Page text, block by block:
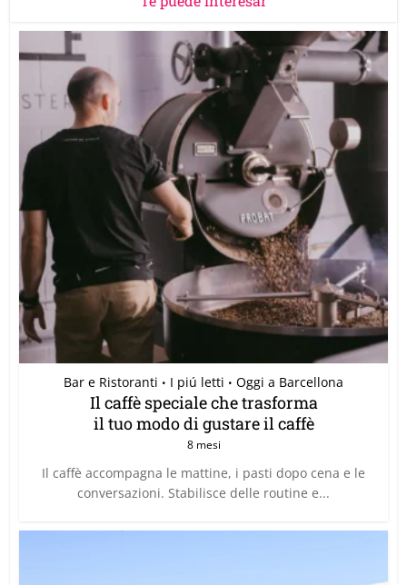
Bar e Ristoranti • I piú letti • Oggi a Barcellona
Il caffè speciale che trasforma
il tuo modo di gustare il caffè
8 mesi
Il caffè accompagna le mattine, i pasti dopo cena e le
conversazioni. Stabilisce delle routine e...